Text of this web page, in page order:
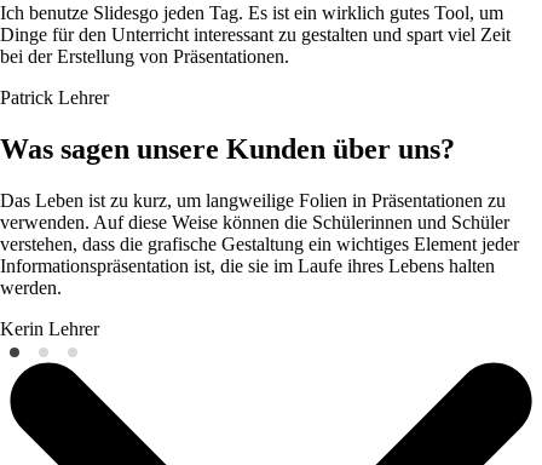
Ich benutze Slidesgo jeden Tag. Es ist ein wirklich gutes Tool, um
Dinge für den Unterricht interessant zu gestalten und spart viel Zeit
bei der Erstellung von Präsentationen.
Patrick Lehrer
Was sagen unsere Kunden über uns?
Das Leben ist zu kurz, um langweilige Folien in Präsentationen zu
verwenden. Auf diese Weise können die Schülerinnen und Schüler
verstehen, dass die grafische Gestaltung ein wichtiges Element jeder
Informationspräsentation ist, die sie im Laufe ihres Lebens halten
werden.
Kerin Lehrer